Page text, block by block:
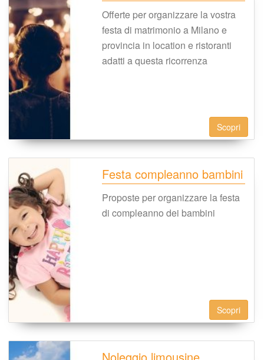
Offerte per organizzare la vostra
festa di matrimonio a Milano e
provincia in location e ristoranti
adatti a questa ricorrenza
Scopri
Festa compleanno bambini
Proposte per organizzare la festa
di compleanno dei bambini
Scopri